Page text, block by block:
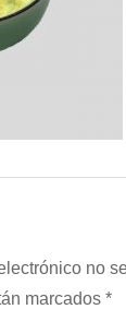
no
marcados *